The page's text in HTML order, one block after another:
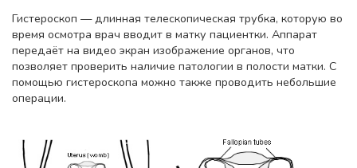
Гистероскоп — длинная телескопическая трубка, которую во
время осмотра врач вводит в матку пациентки. Аппарат
передаёт на видео экран изображение органов, что
позволяет проверить наличие патологии в полости матки. С
помощью гистероскопа можно также проводить небольшие
операции.